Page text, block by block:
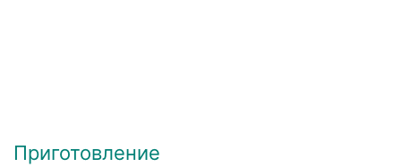
Приготовление